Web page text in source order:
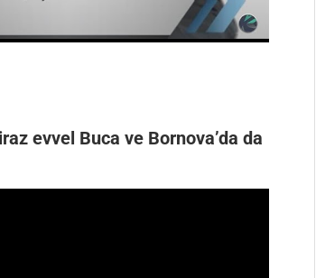
evvel Buca ve Bornova’da da